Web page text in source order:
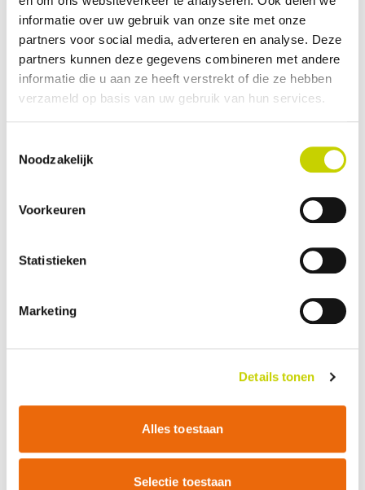
informatie over uw gebruik van onze site met onze
partners voor social media, adverteren en analyse. Deze
partners kunnen deze gegevens combineren met andere
informatie die u aan ze heeft verstrekt of die ze hebben
verzameld op basis van uw gebruik van hun services.
Noodzakelijk
Voorkeuren
Statistieken
Marketing
Details tonen
Alles toestaan
Selectie toestaan
Verenigd Koninkrijk
Plantenpaspoort
CITES
Replacement
Elektronische fytosanitaire certificaten
Export landeneisen en voorwaarden
Uitvoering inspectie
Monstername bij inspectie
Replacement